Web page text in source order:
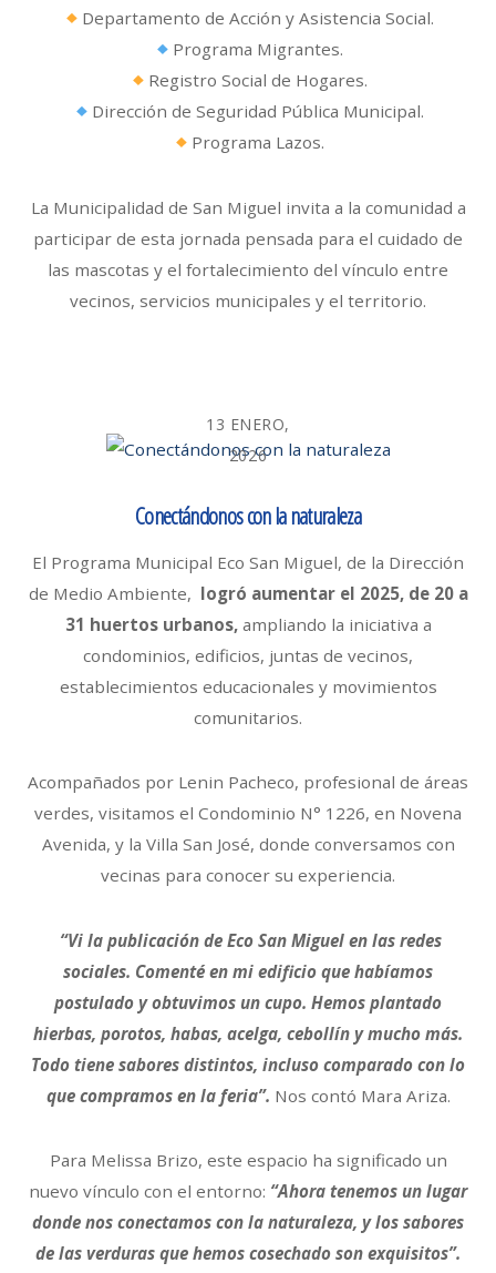
Departamento de Acción y Asistencia Social.
Programa Migrantes.
Registro Social de Hogares.
Dirección de Seguridad Pública Municipal.
Programa Lazos.
La Municipalidad de San Miguel invita a la comunidad a
participar de esta jornada pensada para el cuidado de
las mascotas y el fortalecimiento del vínculo entre
vecinos, servicios municipales y el territorio.
13 ENERO,
2026
Conectándonos con la naturaleza
El Programa Municipal Eco San Miguel, de la Dirección
de Medio Ambiente, logró aumentar el 2025, de 20 a
31 huertos urbanos,ampliando la iniciativa a
condominios, edificios, juntas de vecinos,
establecimientos educacionales y movimientos
comunitarios.
Acompañados por Lenin Pacheco, profesional de áreas
verdes, visitamos el Condominio N° 1226, en Novena
Avenida, y la Villa San José, donde conversamos con
vecinas para conocer su experiencia.
“Vi la publicación de Eco San Miguel en las redes
sociales. Comenté en mi edificio que habíamos
postulado y obtuvimos un cupo. Hemos plantado
hierbas, porotos, habas, acelga, cebollín y mucho más.
Todo tiene sabores distintos, incluso comparado con lo
que compramos en la feria”. Nos contó Mara Ariza.
Para Melissa Brizo, este espacio ha significado un
nuevo vínculo con el entorno: “Ahora tenemos un lugar
donde nos conectamos con la naturaleza, y los sabores
de las verduras que hemos cosechado son exquisitos”.